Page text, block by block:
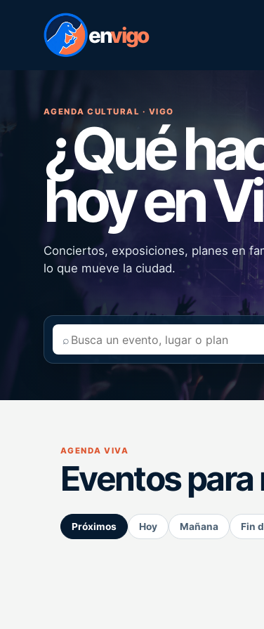
envigo
AGENDA CULTURAL · VIGO
¿Qué
hoy en
Conciertos, exposiciones, planes en
lo que mueve la ciudad.
⌕
AGENDA VIVA
Eventos
Próximos Hoy Mañana Fin